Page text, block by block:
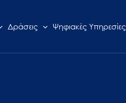
Δράσεις Ψηφιακές Υπηρεσίες